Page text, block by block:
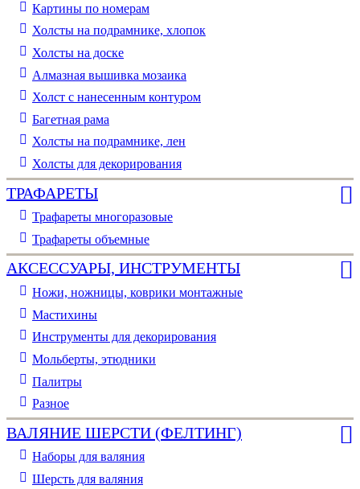
Картины по номерам
Холсты на подрамнике, хлопок
Холсты на доске
Алмазная вышивка мозаика
Холст с нанесенным контуром
Багетная рама
Холсты на подрамнике, лен
Холсты для декорирования
ТРАФАРЕТЫ
Трафареты многоразовые
Трафареты объемные
АКСЕССУАРЫ, ИНСТРУМЕНТЫ
Ножи, ножницы, коврики монтажные
Мастихины
Инструменты для декорирования
Мольберты, этюдники
Палитры
Разное
ВАЛЯНИЕ ШЕРСТИ (ФЕЛТИНГ)
Наборы для валяния
Шерсть для валяния